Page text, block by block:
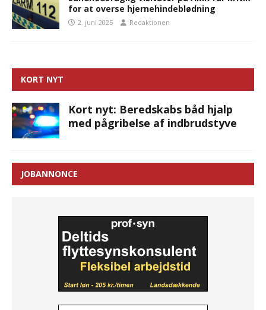
for at overse hjernehindeblødning
2. juni 2025 Redaktionen
KORT NYT
Kort nyt: Beredskabs båd hjalp
med pågribelse af indbrudstyve
JOBANNONCE